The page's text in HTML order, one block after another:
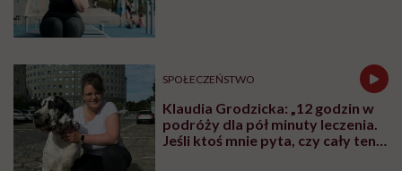
SPOŁECZEŃSTWO
Klaudia Grodzicka: „12 godzin w
podróży dla pół minuty leczenia.
Jeśli ktoś mnie pyta, czy cały ten